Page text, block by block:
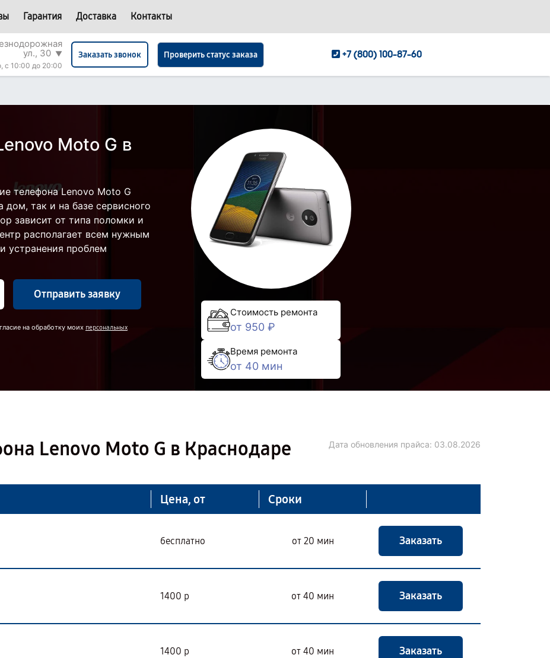
Гарантия Доставка Контакты
ул., 30 ▼
с 10:00 до 20:00
Заказать звонок Проверить статус заказа +7 (800) 100-87-60
Moto G в
телефона Lenovo Moto G
так и на базе сервисного
зависит от типа поломки и
располагает всем нужным
устранения проблем
Отправить заявку
на обработку моих персональных
Стоимость ремонта
от 950 ₽
Время ремонта
от 40 мин
Lenovo Moto G в Краснодаре Дата обновления прайса: 03.08.2026
Цена, от Сроки
бесплатно от 20 мин Заказать
1400 р от 40 мин Заказать
1400 р от 40 мин Заказать